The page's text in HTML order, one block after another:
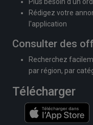
Rédigez votre
l'application
Consulter des
Recherchez
par région, par
Télécharger